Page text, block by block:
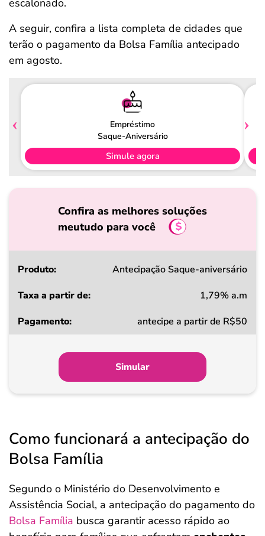
escalonado.
A seguir, confira a lista completa de cidades que
terão o pagamento da Bolsa Família antecipado
em agosto.
Empréstimo
Saque-Aniversário
Simule agora
Confira as melhores soluções
meutudo para você
Produto
a
Pagamento
Antecipação Saque-aniversário
1,79% a.m
antecipe a partir de R$50
Simular
Como funcionará a antecipação do
Bolsa Família
Segundo o Ministério do Desenvolvimento e
Assistência Social, a antecipação do pagamento do
Bolsa Família busca garantir acesso rápido ao